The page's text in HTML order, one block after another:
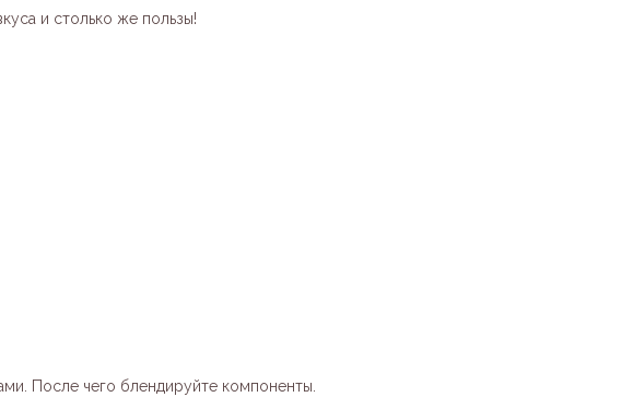
и столько же пользы!
После чего блендируйте компоненты.